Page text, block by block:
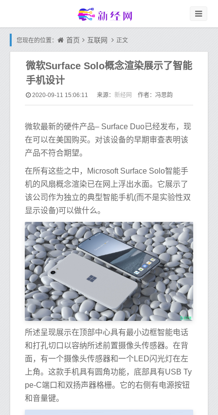
您现在的位置： 首页 互联网 正文
微软Surface Solo概念渲染展示了智能
手机设计
2020-09-11 15:06:11 来源： 新经网 作者：冯思韵
微软最新的硬件产品– Surface Duo已经发布，现
在可以在美国购买。对该设备的早期审查表明该
产品不符合期望。
在所有这些之中，Microsoft Surface Solo智能手
机的风扇概念渲染已在网上浮出水面。它展示了
该公司作为独立的典型智能手机(而不是实验性双
显示设备)可以做什么。
所述呈现展示在顶部中心具有最小边框智能电话
和打孔切口以容纳所述前置摄像头传感器。在背
面，有一个摄像头传感器和一个LED闪光灯在左
上角。这款手机具有圆角功能，底部具有USB Ty
pe-C端口和双扬声器格栅。它的右侧有电源按钮
和音量键。